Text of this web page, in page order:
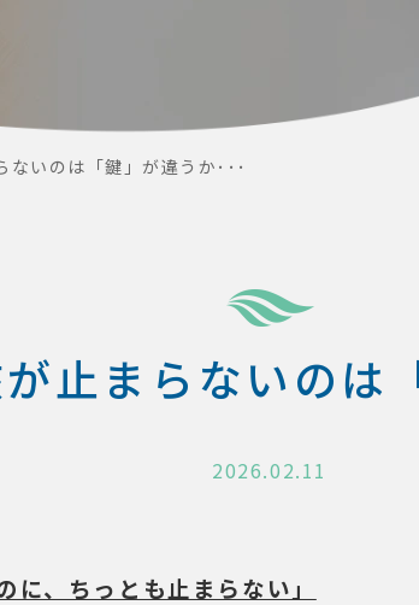
ないのは「鍵」が違うか･･･
止まらないのは
2026.02.11
に、ちっとも止まらない」